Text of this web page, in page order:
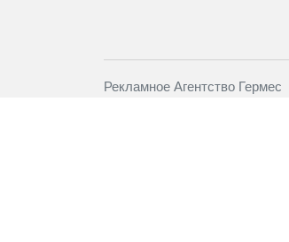
Рекламное Агентство Гермес